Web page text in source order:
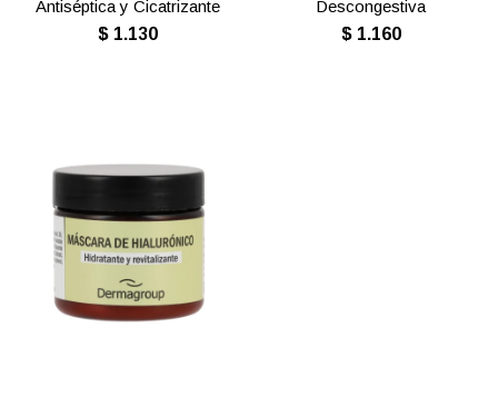
Antiséptica y Cicatrizante
$ 1.130
Descongestiva
$ 1.160